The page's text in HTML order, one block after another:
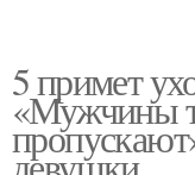
5 примет
«Мужчины